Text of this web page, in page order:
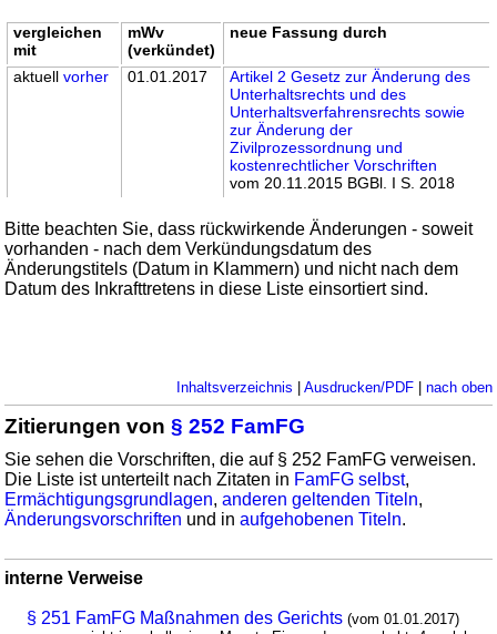
vergleichen
mit
mWv
(verkündet)
neue Fassung durch
aktuellvorher 01.01.2017
Artikel 2 Gesetz zur Änderung des
Unterhaltsrechts und des
Unterhaltsverfahrensrechts sowie
zur Änderung der
Zivilprozessordnung und
kostenrechtlicher Vorschriften
vom 20.11.2015 BGBl. I S. 2018
Bitte beachten Sie, dass rückwirkende Änderungen - soweit
vorhanden - nach dem Verkündungsdatum des
Änderungstitels (Datum in Klammern) und nicht nach dem
Datum des Inkrafttretens in diese Liste einsortiert sind.
Inhaltsverzeichnis | Ausdrucken/PDF| nach oben
Zitierungen von§ 252 FamFG
Sie sehen die Vorschriften, die auf § 252 FamFG verweisen.
Die Liste ist unterteilt nach Zitaten in FamFG selbst,
Ermächtigungsgrundlagen,anderen geltenden Titeln,
Änderungsvorschriften und inaufgehobenen Titeln.
interne Verweise
§ 251 FamFG Maßnahmen des Gerichts (vom 01.01.2017)